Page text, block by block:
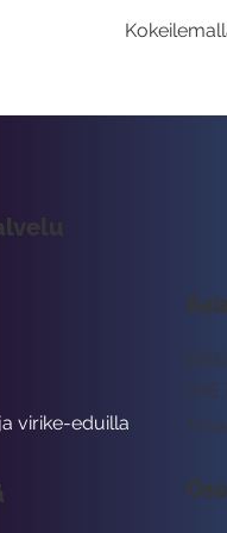
045
virike-eduilla